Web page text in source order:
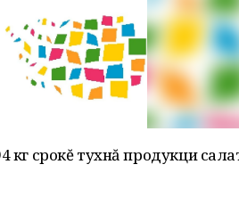
кг срокĕ тухнă продукци